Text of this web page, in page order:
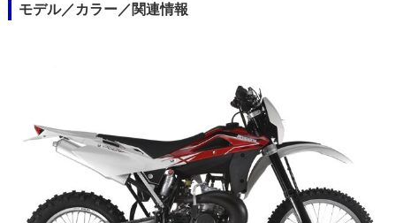
モデル／カラー／関連情報